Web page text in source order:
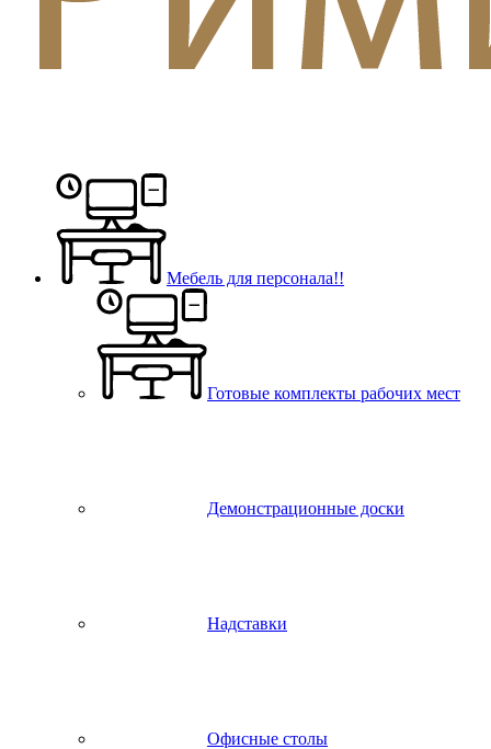
Мебель для персонала!!
Готовые комплекты рабочих мест
Демонстрационные доски
Надставки
Офисные столы